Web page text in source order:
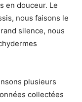
en douceur. Le
nous faisons le
silence, nous
plusieurs
collectées